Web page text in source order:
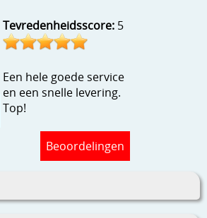
stencils, grids
Tevredenheidsscore: 5
Een hele goede service
en een snelle levering.
Top!
Beoordelingen